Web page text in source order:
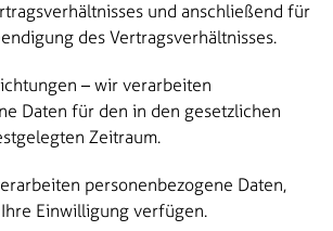
und anschließend für
des Vertragsverhältnisses.
– wir verarbeiten
Daten für den in den gesetzlichen
Zeitraum.
personenbezogene Daten,
Einwilligung verfügen.